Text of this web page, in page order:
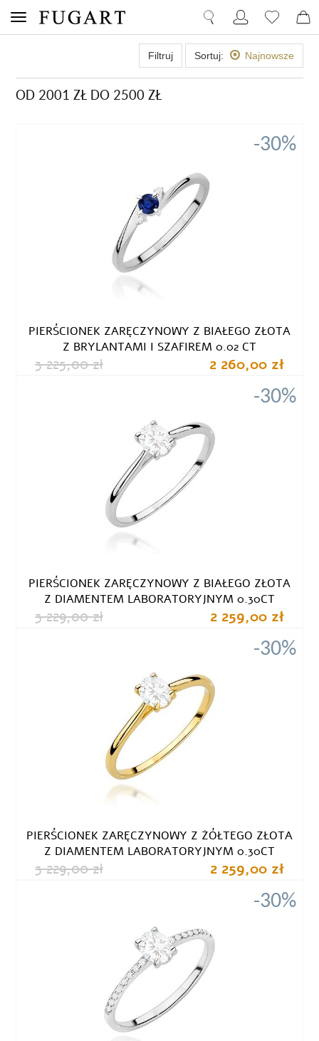
Filtruj Sortuj: Najnowsze
OD 2001 ZŁ DO 2500 ZŁ
-30%
PIERŚCIONEK ZARĘCZYNOWY Z BIAŁEGO ZŁOTA
Z BRYLANTAMI I SZAFIREM 0.02 CT
3 225,00 zł 2 260,00 zł
-30%
PIERŚCIONEK ZARĘCZYNOWY Z BIAŁEGO ZŁOTA
Z DIAMENTEM LABORATORYJNYM 0.30CT
3 229,00 zł 2 259,00 zł
-30%
PIERŚCIONEK ZARĘCZYNOWY Z ŻÓŁTEGO ZŁOTA
Z DIAMENTEM LABORATORYJNYM 0.30CT
3 229,00 zł 2 259,00 zł
-30%